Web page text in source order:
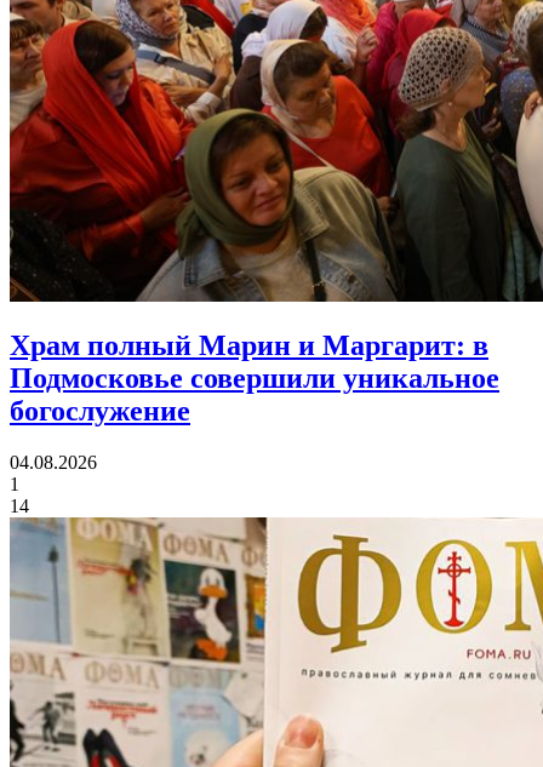
Храм полный Марин и Маргарит: в
Подмосковье совершили уникальное
богослужение
04.08.2026
1
14